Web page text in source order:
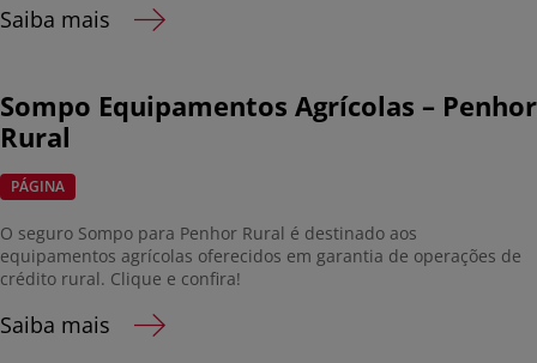
Saiba mais
Sompo Equipamentos Agrícolas – Penhor
Rural
PÁGINA
O seguro Sompo para Penhor Rural é destinado aos
equipamentos agrícolas oferecidos em garantia de operações de
crédito rural. Clique e confira!
Saiba mais